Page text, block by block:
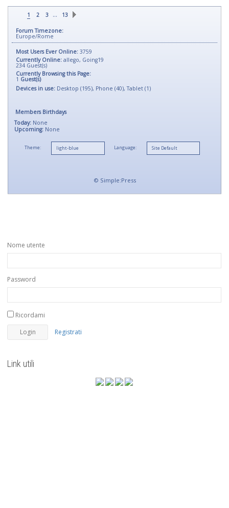
1 2 3 … 13
Forum Timezone:
Europe/Rome
Most Users Ever Online: 3759
Currently Online: allego, Going19
234 Guest(s)
Currently Browsing this Page:
1 Guest(s)
Devices in use: Desktop (195), Phone (40), Tablet (1)
Members Birthdays
Today: None
Upcoming: None
Theme: Language:
© Simple:Press
Nome utente
Password
Ricordami
Registrati
Link utili